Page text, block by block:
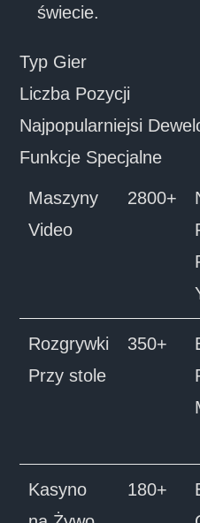
świecie.
Typ Gier
Liczba Pozycji
Najpopularniejsi
Funkcje Specjalne
Maszyny
Video
2800+
Rozgrywki
Przy stole
350+
Kasyno
180+